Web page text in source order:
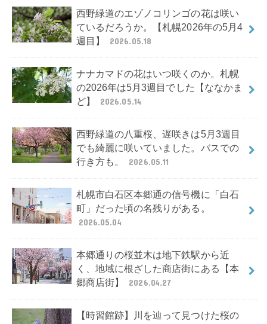
西野緑道のエゾノコリンゴの花は咲い
ているだろうか。【札幌2026年の5月4
週目】
2026.05.18
ナナカマドの花はいつ咲くのか。札幌
の2026年は5月3週目でした【ななかま
ど】
2026.05.14
西野緑道の八重桜、遅咲きは5月3週目
でも綺麗に咲いていました。バスでの
行き方も。
2026.05.11
札幌市白石区本郷通の信号機に「白石
町」だった頃の名残りがある。
2026.05.04
本郷通りの桜並木は地下鉄駅から近
く、地域に根ざした商店街にある【本
郷商店街】
2026.04.27
【時習館跡】川を辿って見つけた桜の